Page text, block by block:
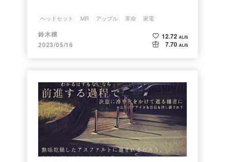
ヘッドセット MR アップル 革命 家電
鈴木穣
2023/05/16
12.72 ALIS
7.70 ALIS